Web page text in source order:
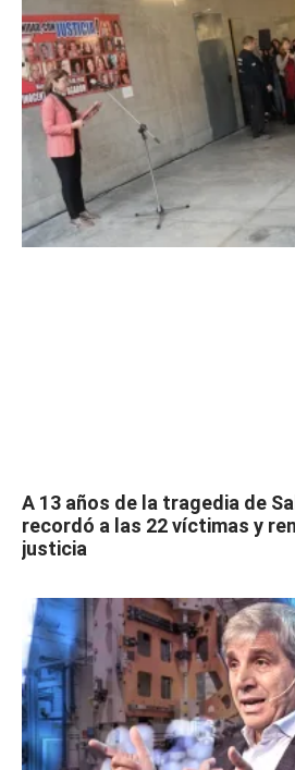
A 13 años de la tragedia de
recordó a las 22 víctimas y
justicia